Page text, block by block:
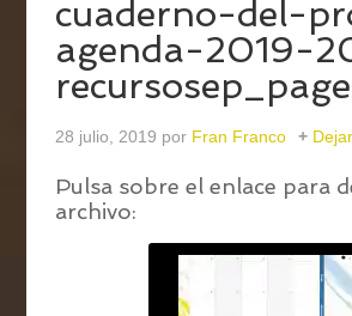
cuaderno-del-
agenda-2019-
28 julio, 2019 por Fran Franco
Pulsa sobre el enlace para
archivo: